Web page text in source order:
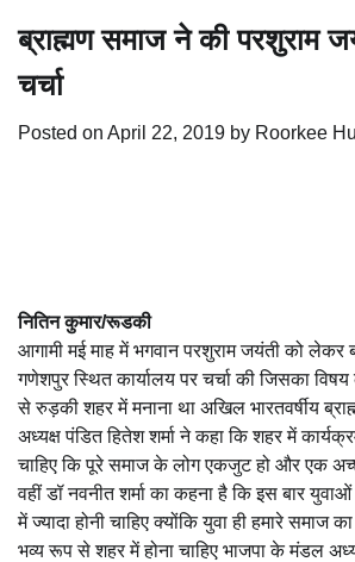
ब्राह्मण समाज ने की परशुराम
चर्चा
Posted on April 22, 2019 by Roorkee
नितिन कुमार/रूडकी
आगामी मई माह में भगवान परशुराम जयंती को
गणेशपुर स्थित कार्यालय पर चर्चा की जिसका
से रुड़की शहर में मनाना था अखिल भारतवर्षीय
अध्यक्ष पंडित हितेश शर्मा ने कहा कि शहर में
चाहिए कि पूरे समाज के लोग एकजुट हो और एक
वहीं डॉ नवनीत शर्मा का कहना है कि इस बार युवाओं
में ज्यादा होनी चाहिए क्योंकि युवा ही हमारे समाज
भव्य रूप से शहर में होना चाहिए भाजपा के मंडल